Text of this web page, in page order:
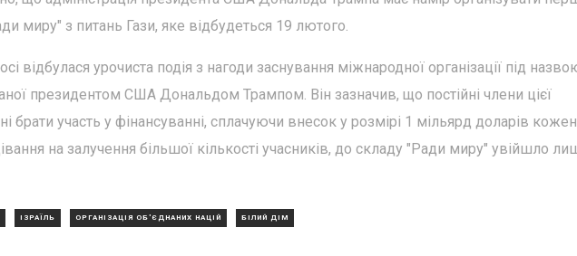
миру" з питань Гази, яке відбудеться 19 лютого.
відбулася урочиста подія з нагоди заснування міжнародної організації під
президентом США Дональдом Трампом. Він зазначив, що постійні члени цієї
брати участь у фінансуванні, сплачуючи внесок у розмірі 1 мільярд доларів
на залучення більшої кількості учасників, до складу "Ради миру" увійшло
ІЗРАЇЛЬ ОРГАНІЗАЦІЯ ОБ'ЄДНАНИХ НАЦІЙ БІЛИЙ ДІМ